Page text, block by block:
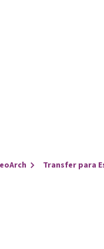
Transfer para